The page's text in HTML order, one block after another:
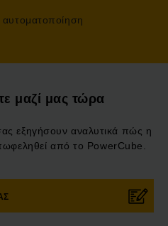
αυτοματοποίηση
μαζί μας τώρα
εξηγήσουν αναλυτικά πώς η
από το PowerCube.